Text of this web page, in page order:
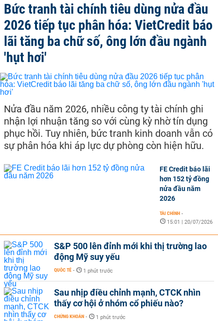
Bức tranh tài chính tiêu dùng nửa đầu
2026 tiếp tục phân hóa: VietCredit báo
lãi tăng ba chữ số, ông lớn đầu ngành
'hụt hơi'
Nửa đầu năm 2026, nhiều công ty tài chính ghi
nhận lợi nhuận tăng so với cùng kỳ nhờ tín dụng
phục hồi. Tuy nhiên, bức tranh kinh doanh vẫn có
sự phân hóa khi áp lực dự phòng còn hiện hữu.
FE Credit báo lãi
hơn 152 tỷ đồng
nửa đầu năm
2026
TÀI CHÍNH -
15:01 | 20/07/2026
S&P 500 lên đỉnh mới khi thị trường lao
động Mỹ suy yếu
QUỐC TẾ - 1 phút trước
Sau nhịp điều chỉnh mạnh, CTCK nhìn
thấy cơ hội ở nhóm cổ phiếu nào?
CHỨNG KHOÁN - 1 phút trước